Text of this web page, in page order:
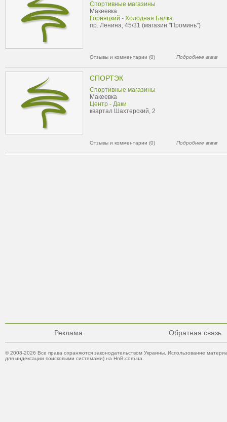
Cпортивные магазины
Макеевка
Горняцкий - Холодная Балка
пр. Ленина, 45/31 (магазин "Проминь")
Отзывы и комментарии (0) Подробнее
СПОРТЭК
Cпортивные магазины
Макеевка
Центр - Даки
квартал Шахтерский, 2
Отзывы и комментарии (0) Подробнее
Реклама Обратная связь
© 2008-2026 Все права охраняются законодательством Украины. Использование
для индексации поисковыми системами) на HnB.com.ua.